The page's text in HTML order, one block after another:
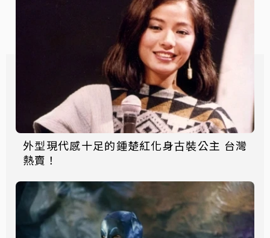
外型現代感十足的鍾楚紅化身古裝公主 台灣
熱賣！